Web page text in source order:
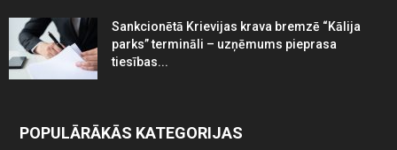
Sankcionētā Krievijas krava bremzē “Kālija
parks” termināli – uzņēmums pieprasa
tiesības...
POPULĀRĀKĀS KATEGORIJAS